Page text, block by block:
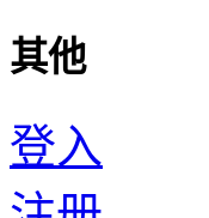
其他
登入